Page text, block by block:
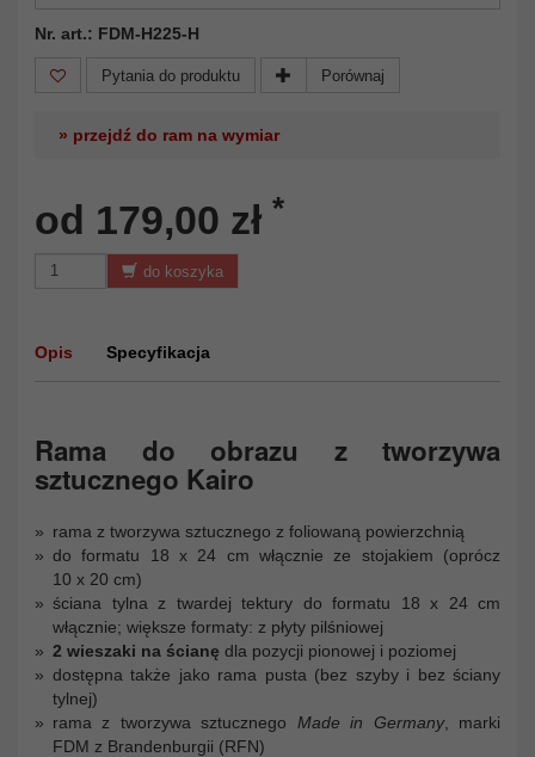
Nr. art.: FDM-H225-H
Pytania do produktu Porównaj
» przejdź do ram na wymiar
od 179,00 zł *
do koszyka
Opis Specyfikacja
Rama do obrazu z tworzywa
sztucznego Kairo
rama z tworzywa sztucznego z foliowaną powierzchnią
do formatu 18 x 24 cm włącznie ze stojakiem (oprócz
10 x 20 cm)
ściana tylna z twardej tektury do formatu 18 x 24 cm
włącznie; większe formaty: z płyty pilśniowej
2 wieszaki na ścianę dla pozycji pionowej i poziomej
dostępna także jako rama pusta (bez szyby i bez ściany
tylnej)
rama z tworzywa sztucznego Made in Germany, marki
FDM z Brandenburgii (RFN)